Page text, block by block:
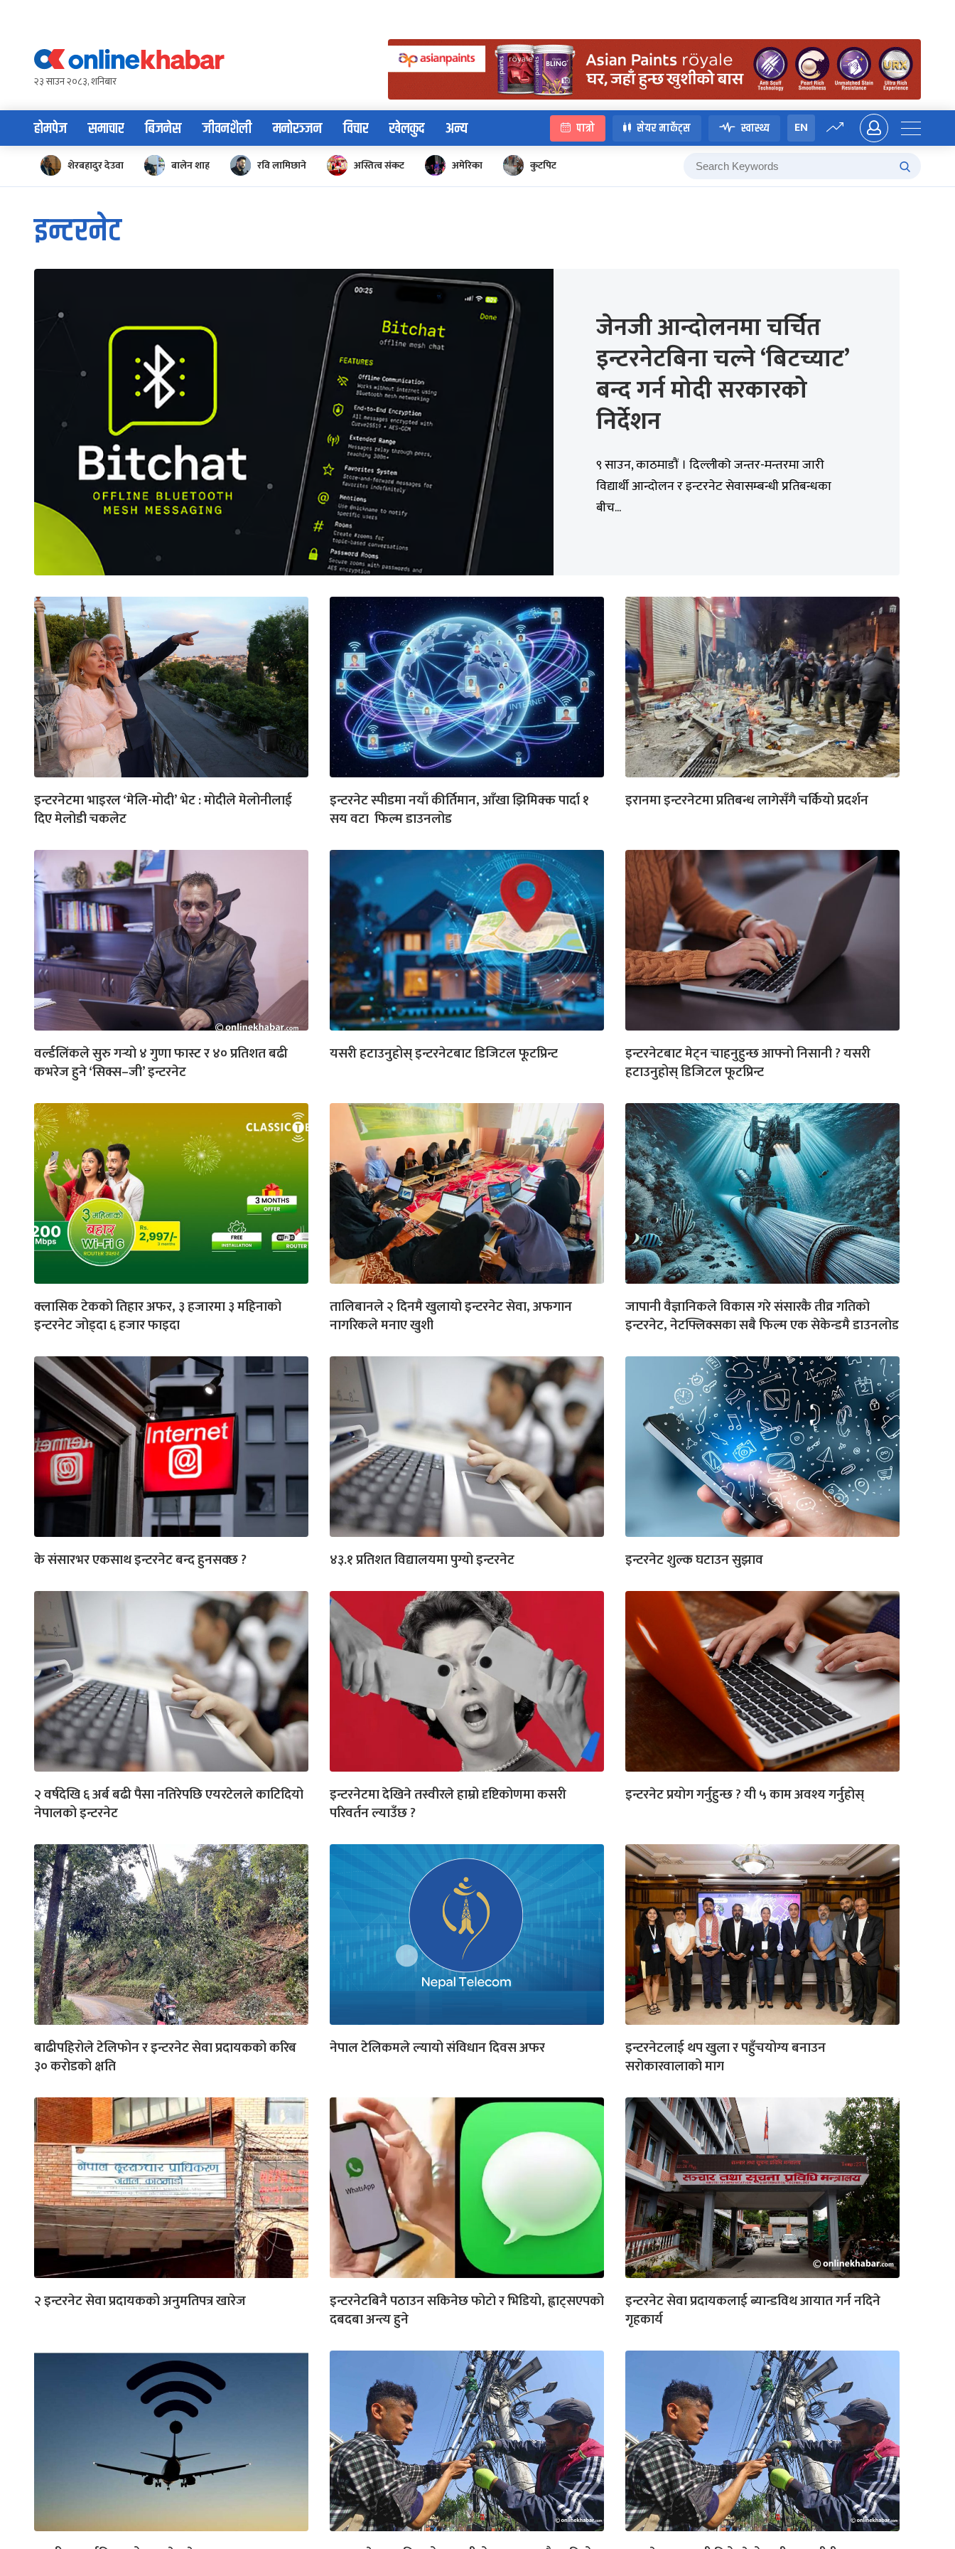
content२३ साउन २०८३, शनिबार
होमपेज समाचार बिजनेस जीवनशैली मनोरञ्जन विचार खेलकुद अन्य पात्रो सेयर मार्केट्स स्वास्थ्य EN
शेरबहादुर देउवा बालेन शाह रवि लामिछाने अस्तित्व संकट अमेरिका कुटपिट
इन्टरनेट
जेनजी आन्दोलनमा चर्चित
इन्टरनेटबिना चल्ने ‘बिटच्याट’
बन्द गर्न मोदी सरकारको
निर्देशन
९ साउन, काठमाडौं । दिल्लीको जन्तर-मन्तरमा जारी
विद्यार्थी आन्दोलन र इन्टरनेट सेवासम्बन्धी प्रतिबन्धका
बीच...
इन्टरनेटमा भाइरल ‘मेलि-मोदी’ भेट : मोदीले मेलोनीलाई
दिए मेलोडी चकलेट
इन्टरनेट स्पीडमा नयाँ कीर्तिमान, आँखा झिमिक्क पार्दा १
सय वटा फिल्म डाउनलोड
इरानमा इन्टरनेटमा प्रतिबन्ध लागेसँगै चर्कियो प्रदर्शन
वर्ल्डलिंकले सुरु गर्‍यो ४ गुणा फास्ट र ४० प्रतिशत बढी
कभरेज हुने ‘सिक्स–जी’ इन्टरनेट
यसरी हटाउनुहोस् इन्टरनेटबाट डिजिटल फूटप्रिन्ट
इन्टरनेटबाट मेट्न चाहनुहुन्छ आफ्नो निसानी ? यसरी
हटाउनुहोस् डिजिटल फूटप्रिन्ट
क्लासिक टेकको तिहार अफर, ३ हजारमा ३ महिनाको
इन्टरनेट जोड्दा ६ हजार फाइदा
तालिबानले २ दिनमै खुलायो इन्टरनेट सेवा, अफगान
नागरिकले मनाए खुशी
जापानी वैज्ञानिकले विकास गरे संसारकै तीव्र गतिको
इन्टरनेट, नेटफ्लिक्सका सबै फिल्म एक सेकेन्डमै डाउनलोड
के संसारभर एकसाथ इन्टरनेट बन्द हुनसक्छ ? ४३.१ प्रतिशत विद्यालयमा पुग्यो इन्टरनेट इन्टरनेट शुल्क घटाउन सुझाव
२ वर्षदेखि ६ अर्ब बढी पैसा नतिरेपछि एयरटेलले काटिदियो
नेपालको इन्टरनेट
इन्टरनेटमा देखिने तस्वीरले हाम्रो दृष्टिकोणमा कसरी
परिवर्तन ल्याउँछ ?
इन्टरनेट प्रयोग गर्नुहुन्छ ? यी ५ काम अवश्य गर्नुहोस्
बाढीपहिरोले टेलिफोन र इन्टरनेट सेवा प्रदायकको करिब
३० करोडको क्षति
नेपाल टेलिकमले ल्यायो संविधान दिवस अफर
इन्टरनेटलाई थप खुला र पहुँचयोग्य बनाउन
सरोकारवालाको माग
२ इन्टरनेट सेवा प्रदायकको अनुमतिपत्र खारेज
इन्टरनेटबिनै पठाउन सकिनेछ फोटो र भिडियो, ह्वाट्सएपको
दबदबा अन्त्य हुने
इन्टरनेट सेवा प्रदायकलाई ब्यान्डविथ आयात गर्न नदिने
गृहकार्य